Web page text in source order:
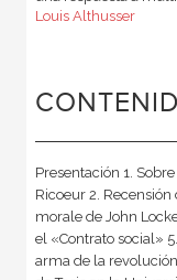
Louis Althusser
Presentación 1.
Ricoeur 2.
morale de John
el «Contrato social»
arma de la